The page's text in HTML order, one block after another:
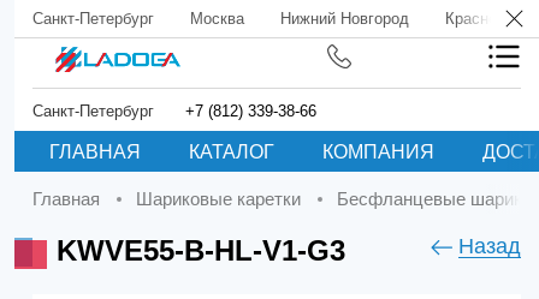
Санкт-Петербург Москва Нижний Новгород Краснодар
Санкт-Петербург +7 (812) 339-38-66
ГЛАВНАЯ КАТАЛОГ КОМПАНИЯ
Главная Шариковые каретки Бесфланцевые
KWVE55-B-HL-V1-G3 Назад